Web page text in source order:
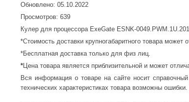
Обновлено: 05.10.2022
Просмотров: 639
Кулер для процессора ExeGate ESNK-
*Стоимость доставки крупногабаритного товара может
*Бесплатная доставка только для физ лиц.
*Цена товара является приблизительной и может
Вся информация о товаре на сайте носит
технических характеристиках товара возможны